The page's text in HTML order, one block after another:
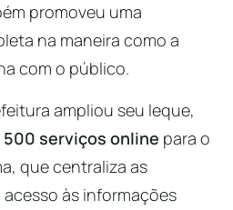
promoveu uma
na maneira como a
com o público.
ampliou seu leque,
500 serviços online para o
que centraliza as
às informações